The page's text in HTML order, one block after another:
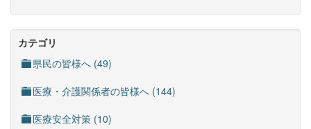
カテゴリ
県民の皆様へ (49)
医療・介護関係者の皆様へ (144)
医療安全対策 (10)